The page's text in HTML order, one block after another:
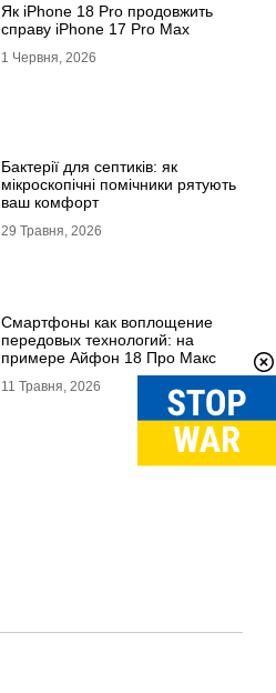
Як iPhone 18 Pro продовжить
справу iPhone 17 Pro Max
1 Червня, 2026
Бактерії для септиків: як
мікроскопічні помічники рятують
ваш комфорт
29 Травня, 2026
Смартфоны как воплощение
передовых технологий: на
примере Айфон 18 Про Макс
11 Травня, 2026